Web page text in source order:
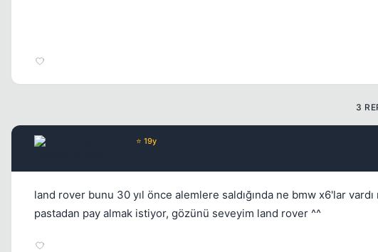
3
⭐ 19y
land rover bunu 30 yıl önce alemlere saldığında ne bmw x6'lar
pastadan pay almak istiyor, gözünü seveyim land rover ^^